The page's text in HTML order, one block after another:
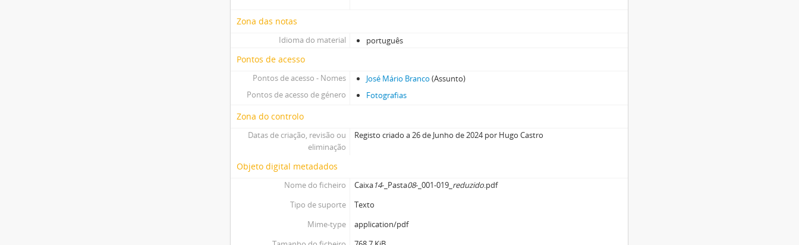
Zona das notas
Idioma do material português
Pontos de acesso
Pontos de acesso - Nomes José Mário Branco (Assunto)
Pontos de acesso de género
Fotografias
Zona do controlo
Datas de criação, revisão ou
eliminação
Registo criado a 26 de Junho de 2024 por Hugo Castro
Objeto digital metadados
Nome do ficheiro Caixa14-_Pasta08-_001-019_ reduzido.pdf
Tipo de suporte
Texto
Mime-type
application/pdf